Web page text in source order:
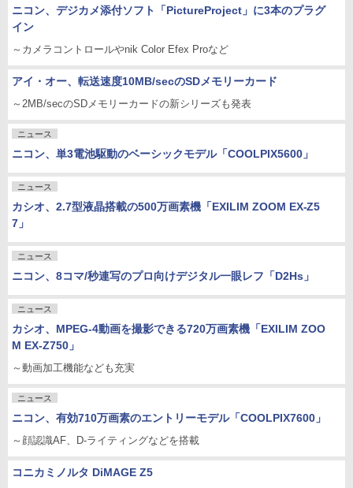
ニコン、デジカメ添付ソフト「PictureProject」に3本のプラグ
イン
～カメラコントロールやnik Color Efex Proなど
アイ・オー、転送速度10MB/secのSDメモリーカード
～2MB/secのSDメモリーカードの新シリーズも発表
ニュース
ニコン、単3電池駆動のベーシックモデル「COOLPIX5600」
ニュース
カシオ、2.7型液晶搭載の500万画素機「EXILIM ZOOM EX-Z5
7」
ニュース
ニコン、8コマ/秒連写のプロ向けデジタル一眼レフ「D2Hs」
ニュース
カシオ、MPEG-4動画を撮影できる720万画素機「EXILIM ZOO
M EX-Z750」
～動画加工機能なども充実
ニュース
ニコン、有効710万画素のエントリーモデル「COOLPIX7600」
～顔認識AF、D-ライティングなどを搭載
コニカミノルタ DiMAGE Z5